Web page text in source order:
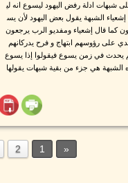
شبهات ادلة رفض اليهود ليسوع انه لي
الشبهة يقول بعض اليهود لأن يس
كما قال إشعياء ومفديو الرب يرجعون
على رؤوسهم ابتهاج و فرح يدركانهم
يحدث في زمن يسوع فيقولوا إذا يسوع
الشبهة هي جزء من بقية شبهات يقولها
1
2